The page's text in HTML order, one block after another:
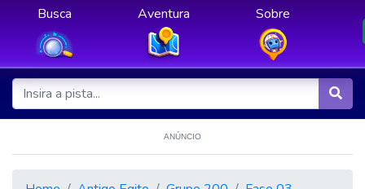
Busca Aventura Sobre
ANÚNCIO